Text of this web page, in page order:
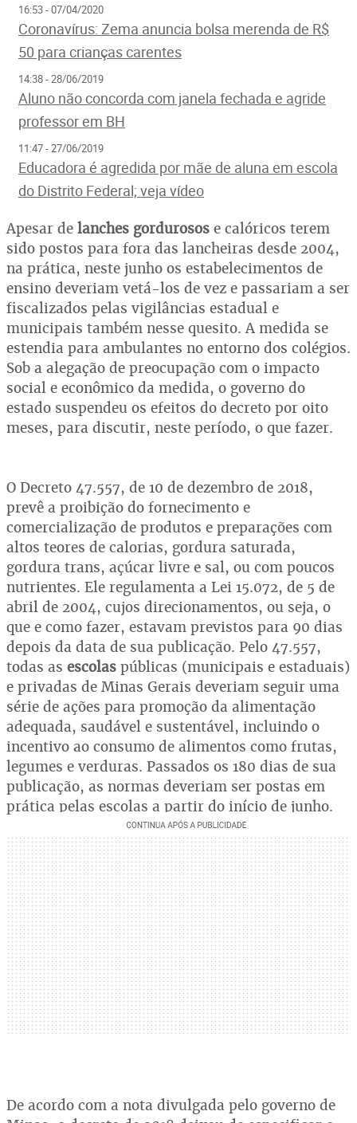
16:53 - 07/04/2020
Coronavírus: Zema anuncia bolsa merenda de R$
50 para crianças carentes
14:38 - 28/06/2019
Aluno não concorda com janela fechada e agride
professor em BH
11:47 - 27/06/2019
Educadora é agredida por mãe de aluna em escola
do Distrito Federal; veja vídeo
Apesar de lanches gordurosos e calóricos terem
sido postos para fora das lancheiras desde 2004,
na prática, neste junho os estabelecimentos de
ensino deveriam vetá-los de vez e passariam a ser
fiscalizados pelas vigilâncias estadual e
municipais também nesse quesito. A medida se
estendia para ambulantes no entorno dos colégios.
Sob a alegação de preocupação com o impacto
social e econômico da medida, o governo do
estado suspendeu os efeitos do decreto por oito
meses, para discutir, neste período, o que fazer.
O Decreto 47.557, de 10 de dezembro de 2018,
prevê a proibição do fornecimento e
comercialização de produtos e preparações com
altos teores de calorias, gordura saturada,
gordura trans, açúcar livre e sal, ou com poucos
nutrientes. Ele regulamenta a Lei 15.072, de 5 de
abril de 2004, cujos direcionamentos, ou seja, o
que e como fazer, estavam previstos para 90 dias
depois da data de sua publicação. Pelo 47.557,
todas as escolas públicas (municipais e estaduais)
e privadas de Minas Gerais deveriam seguir uma
série de ações para promoção da alimentação
adequada, saudável e sustentável, incluindo o
incentivo ao consumo de alimentos como frutas,
legumes e verduras. Passados os 180 dias de sua
publicação, as normas deveriam ser postas em
prática pelas escolas a partir do início de junho.
De acordo com a nota divulgada pelo governo de